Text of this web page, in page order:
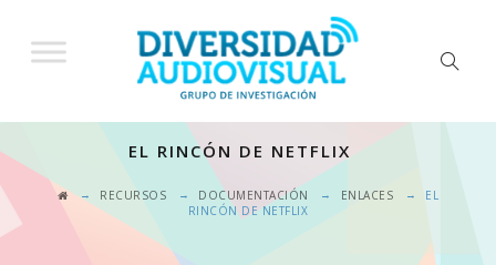
EL RINCÓN DE NETFLIX
→ RECURSOS → DOCUMENTACIÓN → ENLACES →
EL
RINCÓN DE NETFLIX